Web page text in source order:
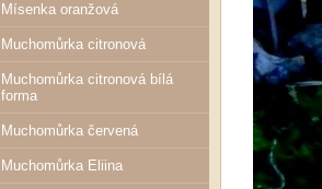
Mísenka oranžová
Muchomůrka citronová
Muchomůrka citronová bílá
forma
Muchomůrka červená
Muchomůrka Eliina